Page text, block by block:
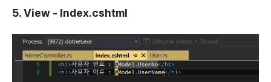
5. View - Index.cshtml